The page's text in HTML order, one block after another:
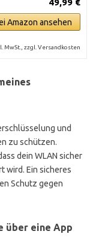
49,99 €
Amazon ansehen
MwSt., zzgl. Versandkosten
und
zu schützen.
dein WLAN sicher
wird. Ein sicheres
Schutz gegen
über eine App